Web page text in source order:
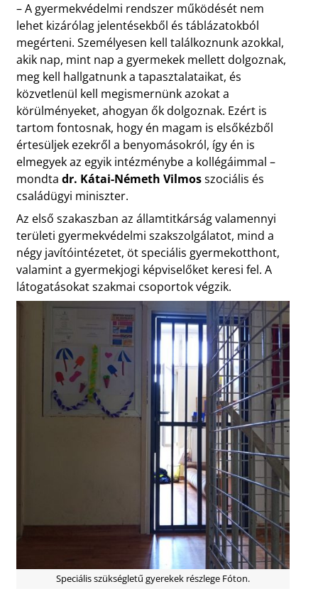
– A gyermekvédelmi rendszer működését nem
lehet kizárólag jelentésekből és táblázatokból
megérteni. Személyesen kell találkoznunk azokkal,
akik nap, mint nap a gyermekek mellett dolgoznak,
meg kell hallgatnunk a tapasztalataikat, és
közvetlenül kell megismernünk azokat a
körülményeket, ahogyan ők dolgoznak. Ezért is
tartom fontosnak, hogy én magam is elsőkézből
értesüljek ezekről a benyomásokról, így én is
elmegyek az egyik intézménybe a kollégáimmal –
mondta dr. Kátai-Németh Vilmosszociális és
családügyi miniszter.
Az első szakaszban az államtitkárság valamennyi
területi gyermekvédelmi szakszolgálatot, mind a
négy javítóintézetet, öt speciális gyermekotthont,
valamint a gyermekjogi képviselőket keresi fel. A
látogatásokat szakmai csoportok végzik.
Speciális szükségletű gyerekek részlege Fóton.